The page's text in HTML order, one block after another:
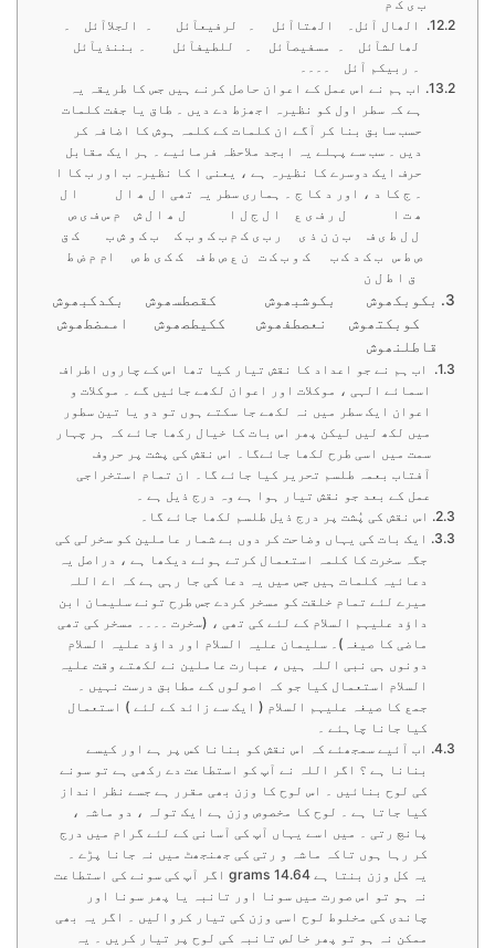
ب ی ک م
الھال آئل۔ الھتاآئل ۔ لرفیعآئل ۔ الجلاآئل ۔
لھالشآئل ۔ مسفیصآئل ۔ للطیفآئل ۔ بننذیآئل
۔ ربیکم آئل ۔۔۔۔
اب ہم نے اس عمل کے اعوان حاصل کرنے ہیں جس کا طریقہ یہ
ہے کہ سطر اول کو نظیرہ اجھزط دے دیں ۔ طاق یا جفت کلمات
حسب سابق بنا کر آگے ان کلمات کے کلمہ ہوش کا اضافہ کر
دیں ۔ سب سے پہلے یہ ابجد ملاحظہ فرمائیے ۔ ہر ایک مقابل
حرف ایک دوسرے کا نظیرہ ہے ، یعنی ا کا نظیرہ ب اور ب کا ا
۔ ج کا د ، اور د کا ج ۔ ہماری سطر یہ تھی ا ل ھ ا ل ا ل
ھ ت ا ل ر ف ی ع ا ل ج ل ا ل ھ ا ل ش م س ف ی ص
ل ل ط ی ف ب ن ن ذ ی ر ب ی ک م ب ک و ب ک ب ک و ش ب ک ق
ص ط س ب ک د ک ب ک و ب ک ت ن ع ص ط ف ک ک ی ط ص ام م ض ط
ق ا ط ل ن
بکوبکھوش بکوشبھوش کقصطسھوش بکدکبھوش
کوبکتھوش نعصطفھوش ککیطصھوش اممضطھوش
قاطلنھوش
اب ہم نے جو اعداد کا نقش تیار کیا تھا اس کے چاروں اطراف
اسمائے الہی ، موکلات اور اعوان لکھے جائیں گے ۔ موکلات و
اعوان ایک سطر میں نہ لکھے جا سکتے ہوں تو دو یا تین سطور
میں لکھ لیں لیکن پھر اس بات کا خیال رکھا جائے کہ ہر چہار
سمت میں اسی طرح لکھا جائےگا۔ اس نقش کی پشت پر حروف
آفتاب بعمہ طلسم تحریر کیا جائے گا۔ ان تمام استخراجی
عمل کے بعد جو نقش تیار ہوا ہے وہ درج ذیل ہے ۔
اس نقش کی پُشت پر درج ذیل طلسم لکھا جائے گا۔
ایک بات کی یہاں وضاحت کر دوں بے شمار عاملین کو سخرلی کی
جگہ سخرت کا کلمہ استعمال کرتے ہوئے دیکھا ہے ، دراصل یہ
دعائیہ کلمات ہیں جس میں یہ دعا کی جا رہی ہے کہ اے اللہ
میرے لئے تمام خلقت کو مسخر کردے جس طرح تونے سلیمان ابن
داؤد علیہم السلام کے لئے کی تھی ، (سخرت ۔۔۔۔ مسخر کی تھی
ماضی کا صیغہ)۔ سلیمان علیہ السلام اور داؤد علیہ السلام
دونوں ہی نبی اللہ ہیں ، عبارت عاملین نے لکھتے وقت علیہ
السلام استعمال کیا جو کہ اصولوں کے مطابق درست نہیں ۔
جمع کا صیغہ علیہم السلام ( ایک سے زائد کے لئے ) استعمال
کیا جانا چاہئے ۔
اب آئیے سمجھئے کہ اس نقش کو بنانا کس پر ہے اور کیسے
بنانا ہے ؟ اگر اللہ نے آپ کو استطاعت دے رکھی ہے تو سونے
کی لوح بنائیں ۔ اس لوح کا وزن بھی مقرر ہے جسے نظر انداز
کیا جاتا ہے ۔ لوح کا مخصوص وزن ہے ایک تولہ ، دو ماشہ ،
پانچ رتی ۔ میں اسے یہاں آپ کی آسانی کے لئے گرام میں درج
کر رہا ہوں تاکہ ماشہ و رتی کی جھنجھٹ میں نہ جانا پڑے ۔
یہ کل وزن بنتا ہے 14.64 grams اگر آپ کی سونے کی استطاعت
نہ ہو تو اس صورت میں سونا اور تانبہ یا پھر سونا اور
چاندی کی مخلوط لوح اسی وزن کی تیار کروالیں ۔ اگر یہ بھی
ممکن نہ ہو تو پھر خالص تانبہ کی لوح پر تیار کریں ۔ یہ